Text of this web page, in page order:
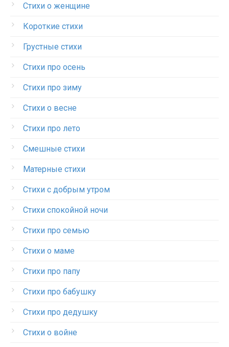
Стихи о женщине
Короткие стихи
Грустные стихи
Стихи про осень
Стихи про зиму
Стихи о весне
Стихи про лето
Смешные стихи
Матерные стихи
Стихи с добрым утром
Стихи спокойной ночи
Стихи про семью
Стихи о маме
Стихи про папу
Стихи про бабушку
Стихи про дедушку
Стихи о войне